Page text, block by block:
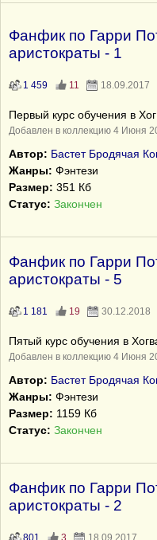
Фанфик по Гарри
аристократы - 1
1 459 11 18.09.2017
Первый курс обучения в
Добавлен в коллекцию 4 Июня
Автор: Бастет Бродячая
Жанры: Фэнтези
Размер: 351 Кб
Статус: Закончен
Фанфик по Гарри
аристократы - 5
1 181 19 30.12.2018
Пятый курс обучения в
Добавлен в коллекцию 4 Июня
Автор: Бастет Бродячая
Жанры: Фэнтези
Размер: 1159 Кб
Статус: Закончен
Фанфик по Гарри
аристократы - 2
801 3 18.09.2017